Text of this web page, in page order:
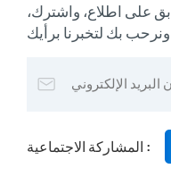
على اطلاع، واشترك،
المشاركة الاجتماعية :